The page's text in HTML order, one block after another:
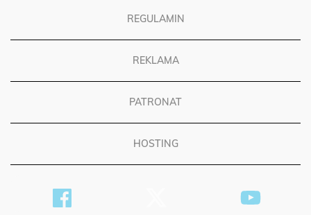
REGULAMIN
REKLAMA
PATRONAT
HOSTING